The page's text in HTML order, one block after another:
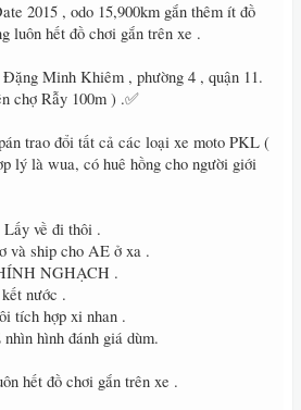
2015 , odo 15,900km gắn thêm ít đồ
luôn hết đồ chơi gắn trên xe .
Minh Khiêm , phường 4 , quận 11.
chợ Rẫy 100m ) .✅
trao đổi tất cả các loại xe moto PKL (
lý là wua, có huê hồng cho người giới
Lấy về đi thôi .
và ship cho AE ở xa .
NGHẠCH .
nước .
tích hợp xi nhan .
hình đánh giá dùm.
hết đồ chơi gắn trên xe .